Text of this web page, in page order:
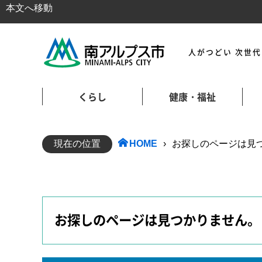
本文へ移動
人がつどい 次世
くらし 健康・福祉
現在の位置 HOME › お探しのページは見
お探しのページは見つかりません